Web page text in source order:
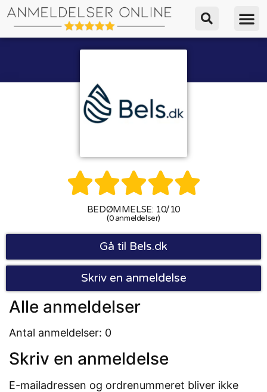

BEDØMMELSE: 10/10
(0 anmeldelser)
Gå til Bels.dk
Skriv en anmeldelse
Alle anmeldelser
Antal anmeldelser: 0
Skriv en anmeldelse
E-mailadressen og ordrenummeret bliver ikke